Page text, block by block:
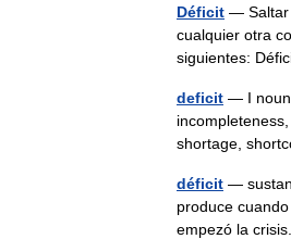
Déficit — Saltar
cualquier otra
siguientes:
deficit — I noun
shortage,
déficit —
produce
empezó la